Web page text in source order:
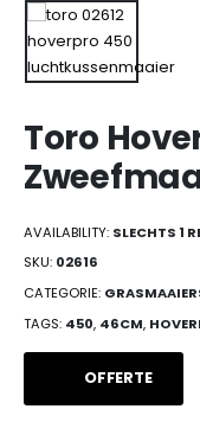
Toro
AVAILABILITY: SLECHTS 1
SKU: 02616
CATEGORIE:
TAGS: 450, 46CM,
OFFERTE